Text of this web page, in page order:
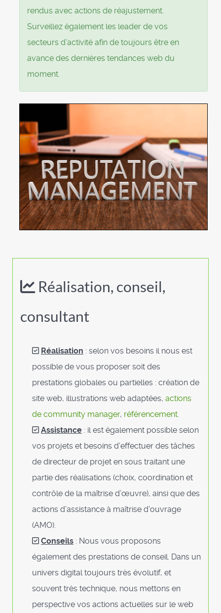
rendus avec actions de réajustement.
Surveillez également les leader de vos
secteurs d’activité afin de toujours être en
avance des dernières tendances web du
moment.
Réalisation, conseil,
consultant
Réalisation : selon vos besoins il nous est
possible de vous proposer soit des
prestations globales ou partielles : création de
site web, illustrations web adaptées, actions
de community manager, référencement
Assistance : il est également possible selon
vos projets et besoins d’effectuer des tâches
de directeur de projet en sous traitant une
partie des réalisations (choix, coordination et
contrôle de la maîtrise d’œuvre), ainsi que des
actions d’assistance à maîtrise d'ouvrage
(AMO).
Conseils : Nous vous proposons
également des prestations de conseil. Dans un
univers digital toujours très évolutif, et
souvent très technique, nous mettons en
perspective vos actions actuelles sur le web